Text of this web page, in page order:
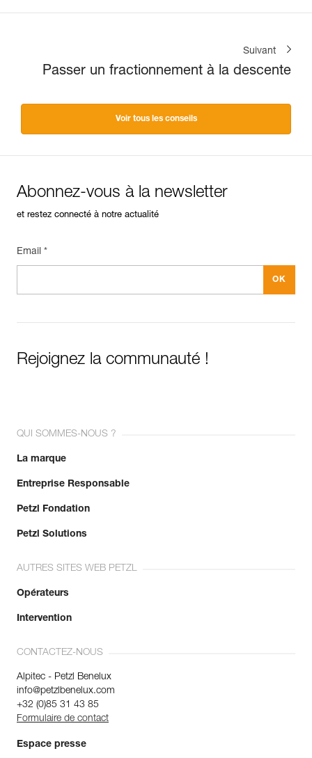
Suivant
Passer un fractionnement à la descente
Voir tous les conseils
Abonnez-vous à la newsletter
et restez connecté à notre actualité
Email *
Rejoignez la communauté !
QUI SOMMES-NOUS ?
La marque
Entreprise Responsable
Petzl Fondation
Petzl Solutions
AUTRES SITES WEB PETZL
Opérateurs
Intervention
CONTACTEZ-NOUS
Alpitec - Petzl Benelux
info@petzlbenelux.com
+32 (0)85 31 43 85
Formulaire de contact
Espace presse